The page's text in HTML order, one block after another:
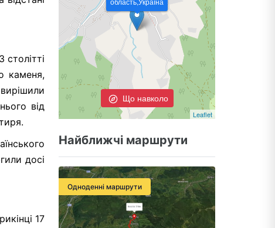
каменя,
від
досі
17
Що навколо
Leaflet
Найближчі маршрути
Одноденні маршрути